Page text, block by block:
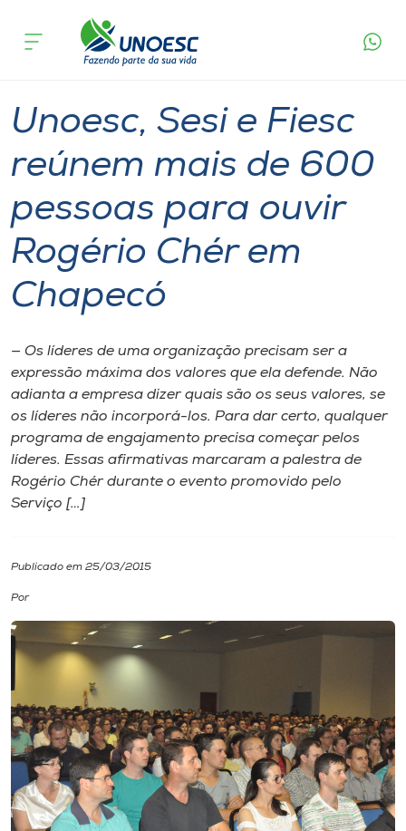
Cursos
Pesquisa
Atendimento ao Estudante
Portal de Ensino
Internacionalização
I.nova
Diplomados
Biblioteca
Editora
Rádio
Museu
acontece
Unoesc, Sesi e Fiesc
reúnem mais de 600
pessoas para ouvir
Rogério Chér em
Chapecó
— Os líderes de uma organização precisam ser a
expressão máxima dos valores que ela defende. Não
adianta a empresa dizer quais são os seus valores, se
os líderes não incorporá-los. Para dar certo, qualquer
programa de engajamento precisa começar pelos
líderes. Essas afirmativas marcaram a palestra de
Rogério Chér durante o evento promovido pelo
Serviço […]
Publicado em 25/03/2015
Por